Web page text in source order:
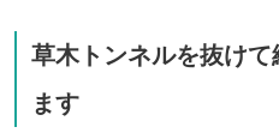
草木トンネルを抜け
ます